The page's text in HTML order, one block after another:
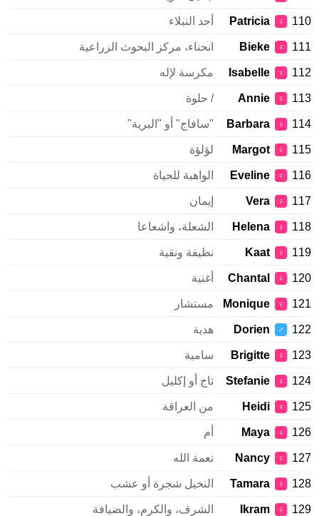
110
♀
Patricia أحد النبلاء
111
♀
Bieke انحناء، مركز البحوث الزراعية
112
♀
Isabelle مكرسة لإله
113
♀
Annie / حلوة
114
♀
Barbara "سافاج" أو "البرية"
115
♀
Margot لؤلؤة
116
♀
Eveline الواهبة للحياة
117
♀
Vera إيمان
118
♀
Helena الشعلة، واشعاعا
119
♀
Kaat نظيفة ونقية
120
♀
Chantal أغنية
121
♀
Monique مستشار
122
♂
Dorien هدية
123
♀
Brigitte سامية
124
♀
Stefanie تاج أو إكليل
125
♀
Heidi من العراقة
126
♀
Maya أم
127
♀
Nancy نعمة الله
128
♀
Tamara النخيل شجرة أو عشب
129
♀
Ikram الشرف، والكرم، والضيافة